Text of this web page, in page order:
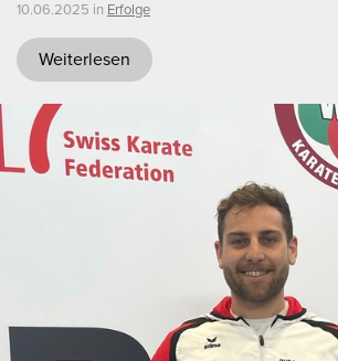
10.06.2025 in Erfolge
Weiterlesen